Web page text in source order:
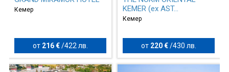
Кемер
от 216 € /422 лв.
KEMER (ex AST...
Кемер
от 220 €/430 лв.